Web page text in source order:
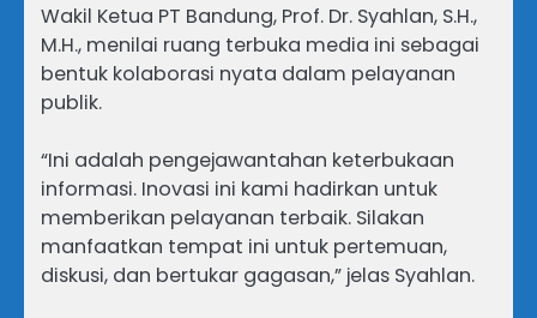
Wakil Ketua PT Bandung, Prof. Dr. Syahlan, S.H.,
M.H., menilai ruang terbuka media ini sebagai
bentuk kolaborasi nyata dalam pelayanan
publik.
“Ini adalah pengejawantahan keterbukaan
informasi. Inovasi ini kami hadirkan untuk
memberikan pelayanan terbaik. Silakan
manfaatkan tempat ini untuk pertemuan,
diskusi, dan bertukar gagasan,” jelas Syahlan.